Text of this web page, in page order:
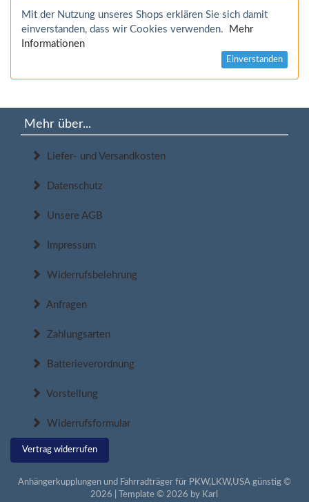
Mit der Nutzung unseres Shops erklären Sie sich damit
einverstanden, dass wir Cookies verwenden.
Mehr
Informationen
Einverstanden
Mehr über...
Liefer- und Versandkosten
Datenschutz
Unsere AGB
Impressum
Widerrufsbelehrung
Anfragen
Zahlungsarten
Batterieverordnung
Vorstellung
Widerrufsformular
Vertrag widerrufen
Anhängerkupplungen und Fahrradträger für PKW,LKW,USA günstig ©
2026 | Template © 2026 by Karl